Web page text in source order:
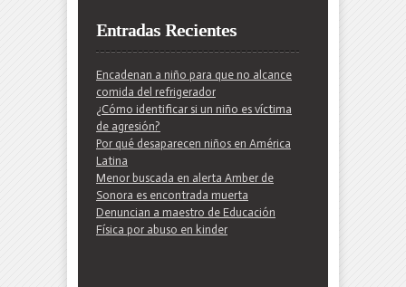
Entradas Recientes
Encadenan a niño para que no alcance
comida del refrigerador
¿Cómo identificar si un niño es víctima
de agresión?
Por qué desaparecen niños en América
Latina
Menor buscada en alerta Amber de
Sonora es encontrada muerta
Denuncian a maestro de Educación
Física por abuso en kinder